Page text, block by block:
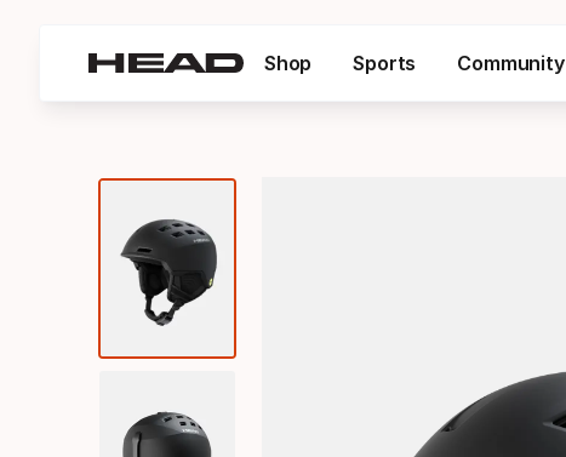
Shop Sports Community